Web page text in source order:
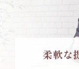
柔軟な